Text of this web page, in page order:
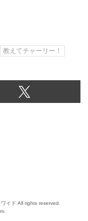
教えてチャーリー！
イド All rights reserved.
.